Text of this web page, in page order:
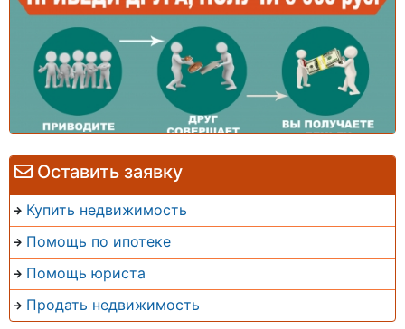
Оставить заявку
Купить недвижимость
Помощь по ипотеке
Помощь юриста
Продать недвижимость